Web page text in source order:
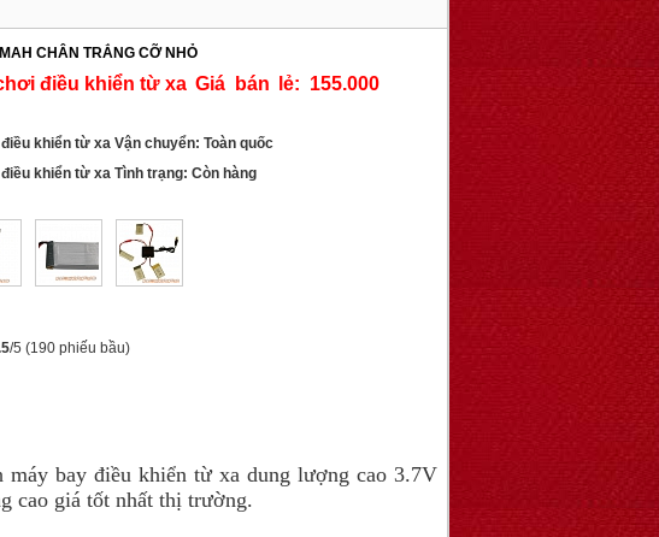
CHÂN TRẮNG CỠ NHỎ
Giá bán lẻ: 155.000
Vận chuyển: Toàn quốc
Tình trạng: Còn hàng
/5 (190 phiếu bầu)
bay điều khiển từ xa dung lượng cao 3.7V
cao giá tốt nhất thị trường.